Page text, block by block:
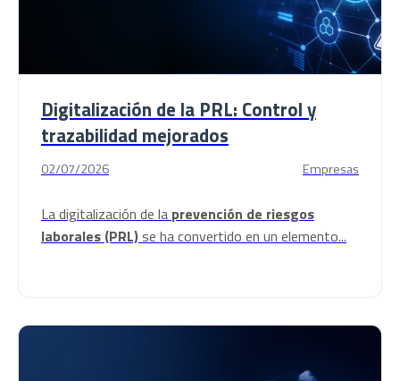
Digitalización de la PRL: Control y
trazabilidad mejorados
02/07/2026 Empresas
La digitalización de la prevención de riesgos
laborales (PRL)se ha convertido en un elemento...